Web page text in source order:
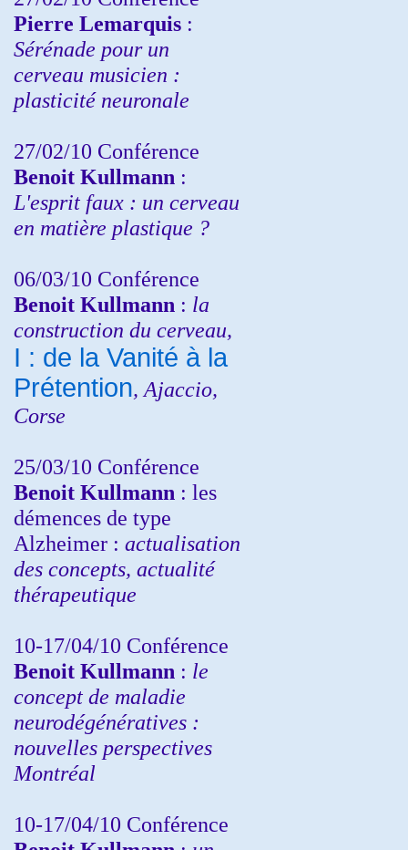
Pierre Lemarquis :
Sérénade pour un
cerveau musicien :
plasticité neuronale
27/02/10 Conférence
Benoit Kullmann :
L'esprit faux : un cerveau
en matière plastique ?
06/03/10 Conférence
Benoit Kullmann : la
construction du cerveau,
I : de la Vanité à la
Prétention, Ajaccio,
Corse
25/03/10 Conférence
Benoit Kullmann : les
démences de type
Alzheimer : actualisation
des concepts, actualité
thérapeutique
10-17/04/10 Conférence
Benoit Kullmann : le
concept de maladie
neurodégénératives :
nouvelles perspectives
Montréal
10-17/04/10 Conférence